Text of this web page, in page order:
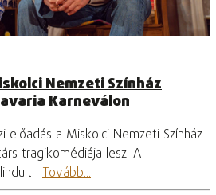
Nemzeti Színház
Karneválon
előadás a Miskolci Nemzeti Színház
tragikomédiája lesz. A
Tovább...